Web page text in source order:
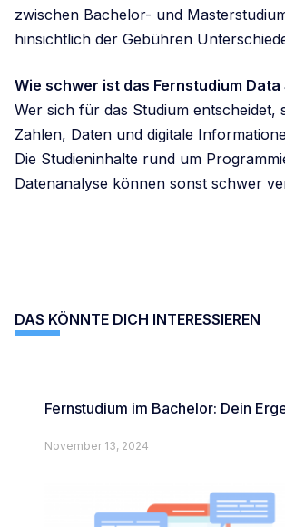
zwischen Bachelor- und
hinsichtlich der Gebühren
Wie schwer ist das Fernstudium Data
Wer sich für das Studium entscheidet,
Zahlen, Daten und digitale
Die Studieninhalte rund um
Datenanalyse können sonst schwer
DAS KÖNNTE DICH INTERESSIEREN
Fernstudium im Bachelor: Dein
November 13, 2024